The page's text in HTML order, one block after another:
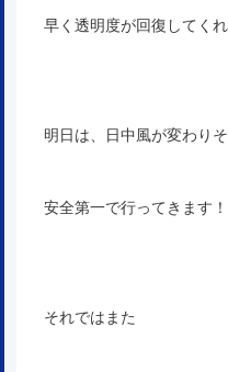
早く透明度が回復してく
明日は、日中風が変わり
安全第一で行ってきます！
それではまた